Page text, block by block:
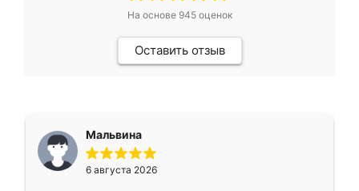
На основе 945оценок
Оставить отзыв
Мальвина
6 августа 2026